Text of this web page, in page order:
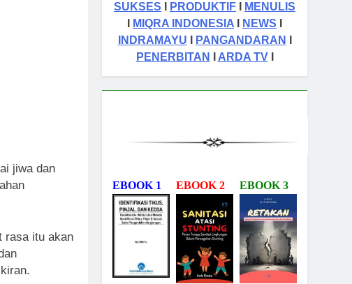
jiwa dan
rasa itu akan
SUKSES
PRODUKTIF
MENULIS
MIQRA INDONESIA NEWS
INDRAMAYU
PANGANDARAN
PENERBITAN
ARDA TVI
EBOOK 1 EBOOK 2 EBOOK 3